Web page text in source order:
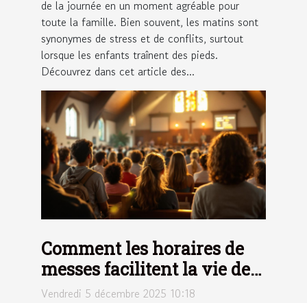
de la journée en un moment agréable pour
toute la famille. Bien souvent, les matins sont
synonymes de stress et de conflits, surtout
lorsque les enfants traînent des pieds.
Découvrez dans cet article des...
Comment les horaires de
messes facilitent la vie des
fidèles ?
Vendredi 5 décembre 2025 10:18